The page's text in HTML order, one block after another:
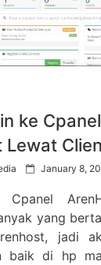
ke
Lewat
P
s
e
d
January 8,
yang
jadi
baik di hp